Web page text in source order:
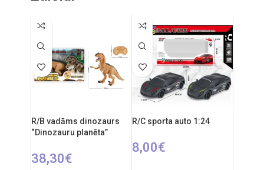
Ieteicamais vecums: no 14 gadiem.
dēļ nav piemērots bērniem līdz 3
gadu (36 mēnešu) vecumam.
R/B vadāms dinozaurs
“Dinozauru planēta”
38,30€
R/C sporta auto 1:24
8,00€